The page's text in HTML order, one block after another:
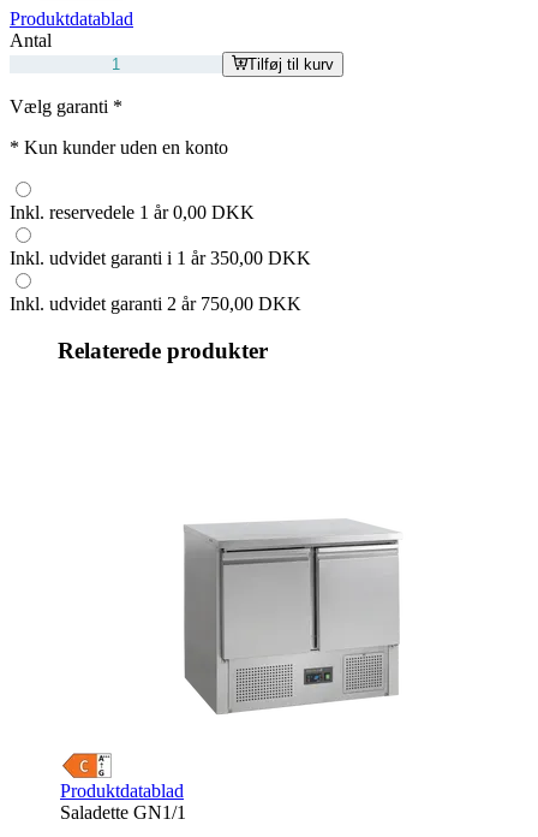
Produktdatablad
Antal
Tilføj til kurv
Vælg garanti *
* Kun kunder uden en konto
Inkl. reservedele 1 år0,00 DKK
Inkl. udvidet garanti i 1 år350,00 DKK
Inkl. udvidet garanti 2 år 750,00 DKK
Relaterede produkter
Produktdatablad
Saladette GN1/1